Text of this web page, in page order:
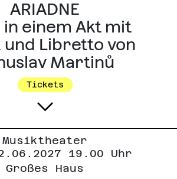
ARIADNE
einem Akt mit
und Libretto von
Martinů
Tickets
19.00 Uhr
Musiktheater
Großes Haus